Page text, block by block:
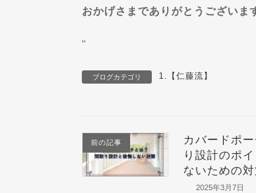
おかげさまでありがとうございま
"
ブログカテゴリ 1.【仁藤流】
前の記事
カバードポ
り設計のポ
ないための
2025年3月7日